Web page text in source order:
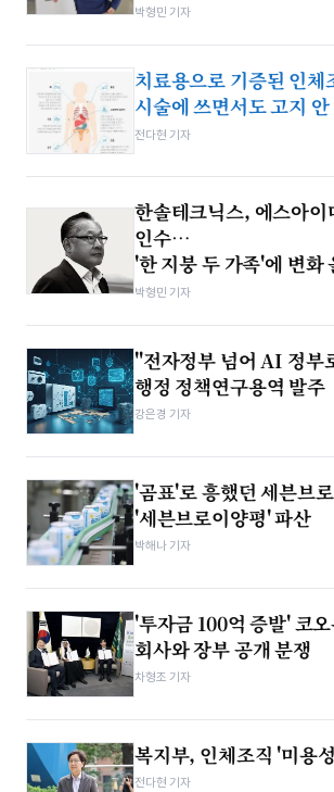
박형민 기자
치료용으로 기증된 인체
시술에 쓰면서도 고지 안
전다현 기자
한솔테크닉스, 에스아이
인수…
'한 지붕 두 가족'에 변화
박형민 기자
"전자정부 넘어 AI 정부
행정 정책연구용역 발주
강은경 기자
'곰표'로 흥했던 세븐브
'세븐브로이양평' 파산
박해나 기자
'투자금 100억 증발' 코
회사와 장부 공개 분쟁
차형조 기자
복지부, 인체조직 '미용
전다현 기자